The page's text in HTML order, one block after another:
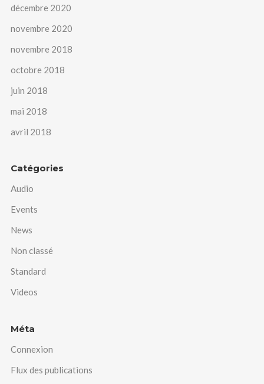
décembre 2020
novembre 2020
novembre 2018
octobre 2018
juin 2018
mai 2018
avril 2018
Catégories
Audio
Events
News
Non classé
Standard
Videos
Méta
Connexion
Flux des publications